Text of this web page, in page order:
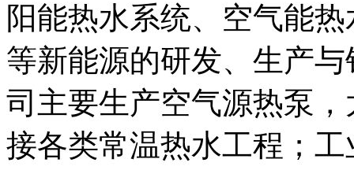
阳能热水系统、空气能
等新能源的研发、生产
司主要生产空气源热泵
接各类常温热水工程；